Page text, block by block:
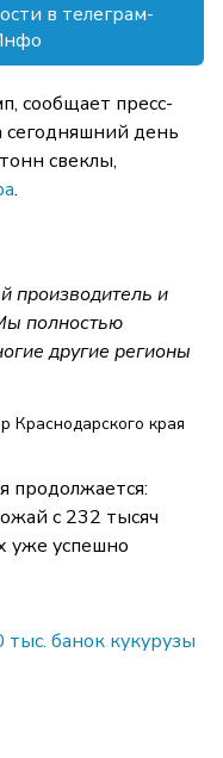
в телеграм-
сообщает пресс-
сегодняшний день
свеклы,
.
производитель и
полностью
другие регионы
Краснодарского края
продолжается:
с 232 тысяч
уже успешно
тыс. банок кукурузы